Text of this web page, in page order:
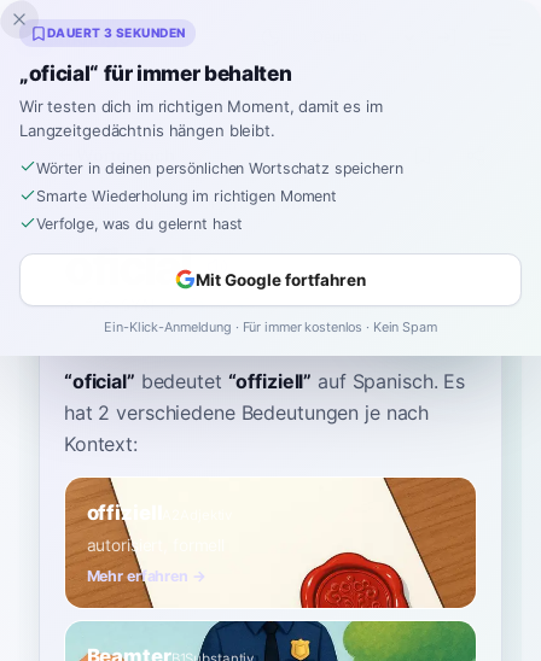
Inklingo
Startseite›Spanisch› Wörterbuch ›oficial
oficial
o-fee-SYAL o.fiˈsjal
“oficial” bedeutet “offiziell” auf Spanisch. Es
hat 2 verschiedene Bedeutungen je nach
Kontext:
offiziell
autorisiert, formell
Mehr erfahren →
DAUERT 3 SEKUNDEN
„oficial“ für immer behalten
Wir testen dich im richtigen Moment, damit es im
Langzeitgedächtnis hängen bleibt.
Wörter in deinen persönlichen Wortschatz speichern
Smarte Wiederholung im richtigen Moment
Verfolge, was du gelernt hast
Mit Google fortfahren
Ein-Klick-Anmeldung · Für immer kostenlos · Kein Spam